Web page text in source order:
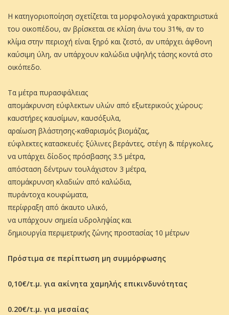
Η κατηγοριοποίηση σχετίζεται τα μορφολογικά χαρακτηριστικά
του οικοπέδου, αν βρίσκεται σε κλίση άνω του 31%, αν το
κλίμα στην περιοχή είναι ξηρό και ζεστό, αν υπάρχει άφθονη
καύσιμη ύλη, αν υπάρχουν καλώδια υψηλής τάσης κοντά στο
οικόπεδο.
Τα μέτρα πυρασφάλειας
απομάκρυνση εύφλεκτων υλών από εξωτερικούς χώρους:
καυστήρες καυσίμων, καυσόξυλα,
αραίωση βλάστησης-καθαρισμός βιομάζας,
εύφλεκτες κατασκευές: ξύλινες βεράντες, στέγη & πέργκολες,
να υπάρχει δίοδος πρόσβασης 3.5 μέτρα,
απόσταση δέντρων τουλάχιστον 3 μέτρα,
απομάκρυνση κλαδιών από καλώδια,
πυράντοχα κουφώματα,
περίφραξη από άκαυτο υλικό,
να υπάρχουν σημεία υδροληψίας και
δημιουργία περιμετρικής ζώνης προστασίας 10 μέτρων
Πρόστιμα σε περίπτωση μη συμμόρφωσης
0,10€/τ.μ. για ακίνητα χαμηλής επικινδυνότητας
0.20€/τ.μ. για μεσαίας